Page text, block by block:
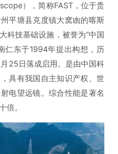
），简称FAST，位于贵
平塘县克度镇大窝凼的喀斯
科技基础设施，被誉为“中国
仁东于1994年提出构想，历
25日落成启用。是由中国科
具有我国自主知识产权、世
电望远镜。综合性能是著名
倍。